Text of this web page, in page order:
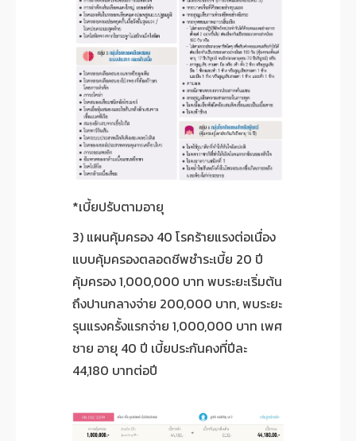
*เบี้ยปรับตามอายุ
3) แผนคุ้มครอง 40 โรคร้ายแรงต่อเนื่อง
แบบคุ้มครองตลอดชีพชำระเบี้ย 20 ปี
คุ้มครอง 1,000,000 บาท พบระยะเริ่มต้น
ถึงปานกลางจ่าย 200,000 บาท, พบระยะ
รุนแรงครั้งแรกจ่าย 1,000,000 บาท เพศ
ชาย อายุ 40 ปี เบี้ยประกันคงที่ปีละ
44,180 บาทต่อปี